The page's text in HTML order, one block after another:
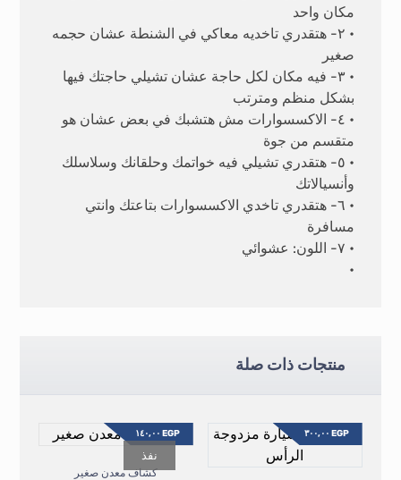
مكان واحد
• ٢- هتقدري تاخديه معاكي في الشنطة عشان حجمه
صغير
• ٣- فيه مكان لكل حاجة عشان تشيلي حاجتك فيها
بشكل منظم ومترتب
• ٤- الاكسسوارات مش هتشبك في بعض عشان هو
متقسم من جوة
• ٥- هتقدري تشيلي فيه خواتمك وحلقانك وسلاسلك
وأنسيالاتك
• ٦- هتقدري تاخدي الاكسسوارات بتاعتك وانتي
مسافرة
• ٧- اللون: عشوائي
•
منتجات ذات صلة
EGP
كشاف معدن صغير
EGP
نفذ